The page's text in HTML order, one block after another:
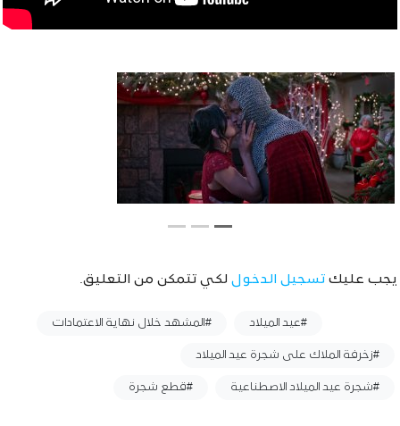
يجب عليك تسجيل الدخول لكي تتمكن من التعليق.
#عيد الميلاد #المشهد خلال نهاية الاعتمادات
#زخرفة الملاك على شجرة عيد الميلاد
#شجرة عيد الميلاد الاصطناعية #قطع شجرة